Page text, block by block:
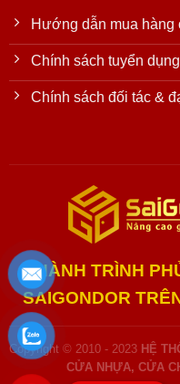
Hướng dẫn mua hàng
Chính sách tuyển
Chính sách đối tác &
HÀNH TRÌNH
SAIGONDOR
Copyright © 2010 - 2023 HỆ
CỬA NHỰA, CỬA